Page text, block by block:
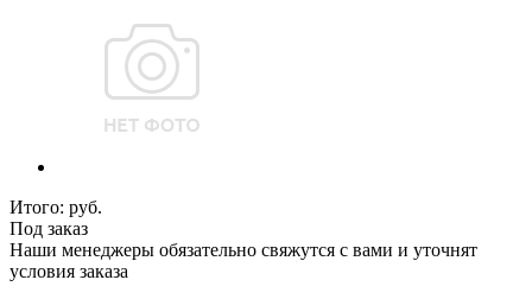
Итого: руб.
Под заказ
Наши менеджеры обязательно свяжутся с вами и уточнят
условия заказа